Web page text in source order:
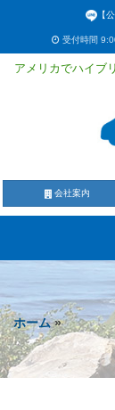
【
受付時間
アメリカでハイブ
会社案内
ホーム»